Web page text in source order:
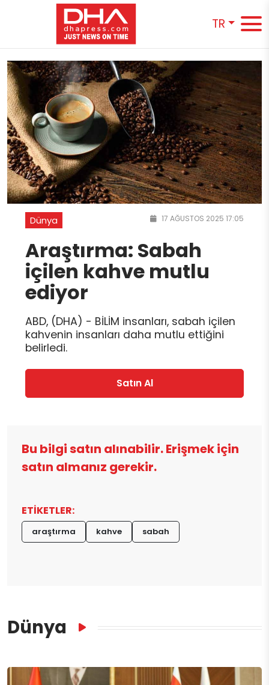
TR
Dünya 17 AĞUSTOS 2025 17:05
Araştırma: Sabah
içilen kahve mutlu
ediyor
ABD, (DHA) - BİLİM insanları, sabah içilen
kahvenin insanları daha mutlu ettiğini
belirledi.
Satın Al
Bu bilgi satın alınabilir. Erişmek için
satın almanız gerekir.
ETİKETLER:
araştırma kahve sabah
Dünya